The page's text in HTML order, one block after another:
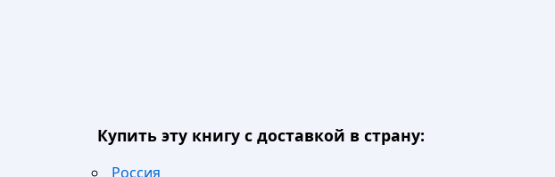
Купить эту книгу с доставкой в страну:
Россия